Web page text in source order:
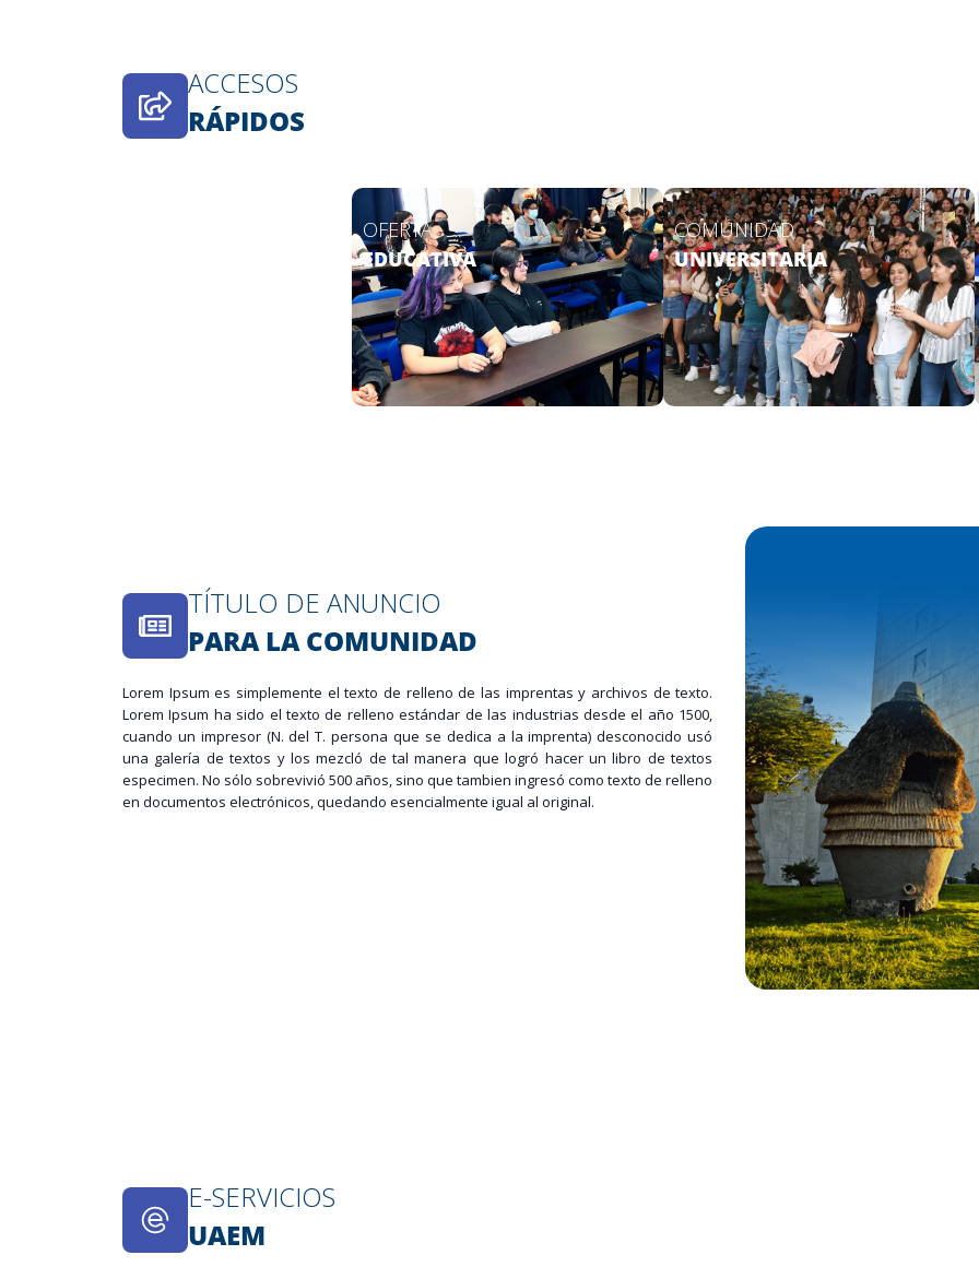
ACCESOS
RÁPIDOS
OFERTA
EDUCATIVA
COMUNIDAD
UNIVERSITARIA
TÍTULO DE ANUNCIO
PARA LA COMUNIDAD
Lorem Ipsum es simplemente el texto de relleno de las imprentas y archivos de texto.
Lorem Ipsum ha sido el texto de relleno estándar de las industrias desde el año 1500,
cuando un impresor (N. del T. persona que se dedica a la imprenta) desconocido usó
una galería de textos y los mezcló de tal manera que logró hacer un libro de textos
especimen. No sólo sobrevivió 500 años, sino que tambien ingresó como texto de relleno
en documentos electrónicos, quedando esencialmente igual al original.
E-SERVICIOS​
UAEM